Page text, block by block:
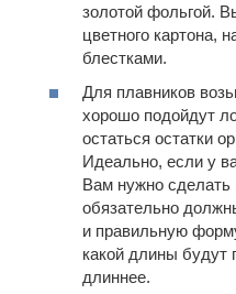
золотой фольгой.
цветного картона,
блестками.
Для плавников
хорошо подойдут
остаться остатки
Идеально, если у
Вам нужно сделать
обязательно
и правильную
какой длины будут
длиннее.